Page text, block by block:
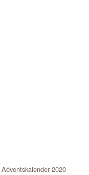
Adventskalender 2020